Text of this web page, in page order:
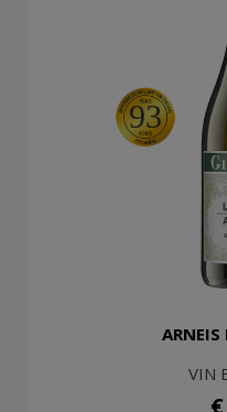
93
ARNEIS
VIN